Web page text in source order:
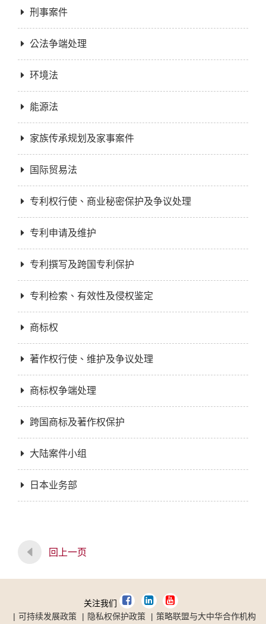
刑事案件
公法争端处理
环境法
能源法
家族传承规划及家事案件
国际贸易法
专利权行使、商业秘密保护及争议处理
专利申请及维护
专利撰写及跨国专利保护
专利检索、有效性及侵权鉴定
商标权
著作权行使、维护及争议处理
商标权争端处理
跨国商标及著作权保护
大陆案件小组
日本业务部
回上一页
关注我们
可持续发展政策
隐私权保护政策 策略联盟与大中华合作机构